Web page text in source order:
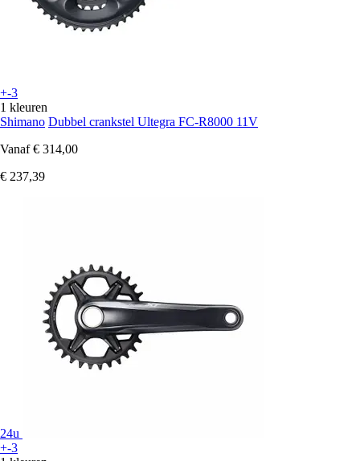
+-3
1 kleuren
Shimano Dubbel crankstel Ultegra FC-R8000 11V
Vanaf € 314,00
€ 237,39
24u
+-3